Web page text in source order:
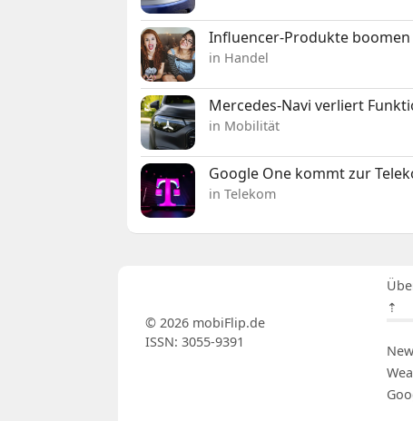
Influencer-Produkte
in Handel
Mercedes-Navi verliert
in Mobilität
Google One kommt zur
in Telekom
⇡
© 2026 mobiFlip.de
ISSN: 3055-9391